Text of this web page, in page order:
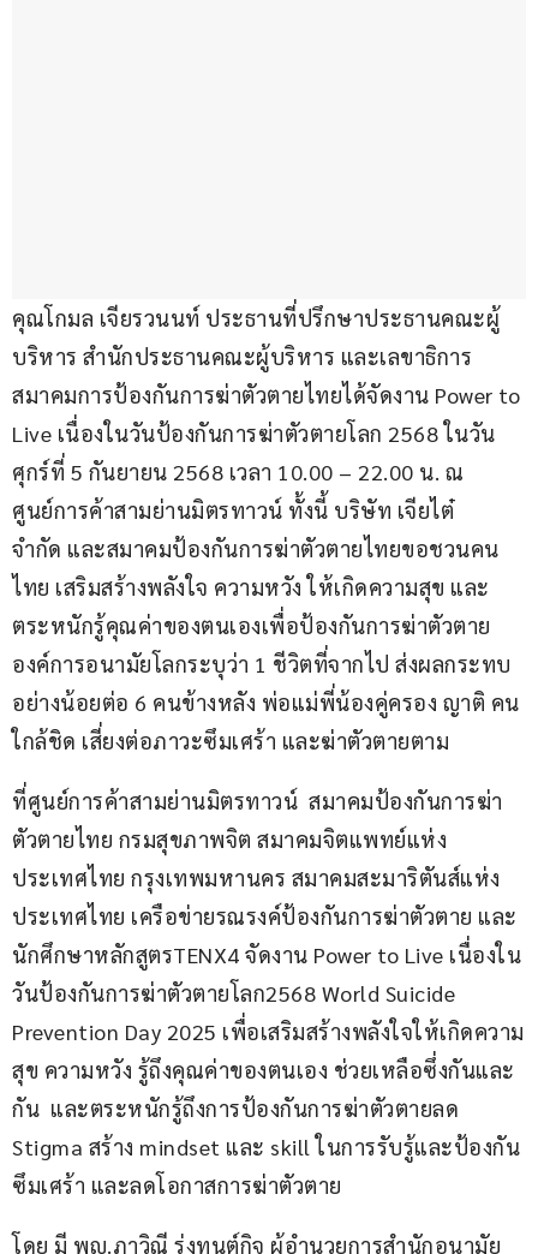
คุณโกมล เจียรวนนท์ ประธานที่ปรึกษาประธานคณะผู้
บริหาร สำนักประธานคณะผู้บริหาร และเลขาธิการ
สมาคมการป้องกันการฆ่าตัวตายไทยได้จัดงาน Power to
Live เนื่องในวันป้องกันการฆ่าตัวตายโลก 2568 ในวัน
ศุกร์ที่ 5 กันยายน 2568 เวลา 10.00 – 22.00 น. ณ
ศูนย์การค้าสามย่านมิตรทาวน์ ทั้งนี้ บริษัท เจียไต๋
จำกัด และสมาคมป้องกันการฆ่าตัวตายไทยขอชวนคน
ไทย เสริมสร้างพลังใจ ความหวัง ให้เกิดความสุข และ
ตระหนักรู้คุณค่าของตนเองเพื่อป้องกันการฆ่าตัวตาย
องค์การอนามัยโลกระบุว่า 1 ชีวิตที่จากไป ส่งผลกระทบ
อย่างน้อยต่อ 6 คนข้างหลัง พ่อแม่พี่น้องคู่ครอง ญาติ คน
ใกล้ชิด เสี่ยงต่อภาวะซึมเศร้า และฆ่าตัวตายตาม
ที่ศูนย์การค้าสามย่านมิตรทาวน์  สมาคมป้องกันการฆ่า
ตัวตายไทย กรมสุขภาพจิต สมาคมจิตแพทย์แห่ง
ประเทศไทย กรุงเทพมหานคร สมาคมสะมาริตันส์แห่ง
ประเทศไทย เครือข่ายรณรงค์ป้องกันการฆ่าตัวตาย และ
นักศึกษาหลักสูตรTENX4 จัดงาน Power to Live เนื่องใน
วันป้องกันการฆ่าตัวตายโลก2568 World Suicide
Prevention Day 2025 เพื่อเสริมสร้างพลังใจให้เกิดความ
สุข ความหวัง รู้ถึงคุณค่าของตนเอง ช่วยเหลือซึ่งกันและ
กัน  และตระหนักรู้ถึงการป้องกันการฆ่าตัวตายลด
Stigma สร้าง mindset และ skill ในการรับรู้และป้องกัน
ซึมเศร้า และลดโอกาสการฆ่าตัวตาย
โดย มี พญ.ภาวิณี รุ่งทนต์กิจ ผู้อำนวยการสำนักอนามัย